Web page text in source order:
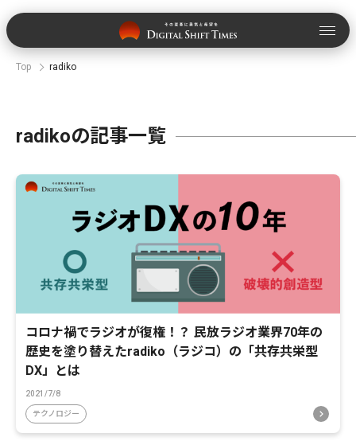
Top radiko
radikoの記事一覧
コロナ禍でラジオが復権！？ 民放ラジオ業界70年の
歴史を塗り替えたradiko（ラジコ）の「共存共栄型
DX」とは
2021/7/8
テクノロジー